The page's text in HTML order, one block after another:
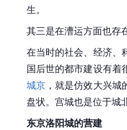
生。
其三是在漕运方面也存
在当时的社会、经济、
国后世的都市建设有着
城京 ，就是仿效大兴城
盘状。宫城也是位于城
东京洛阳城的营建